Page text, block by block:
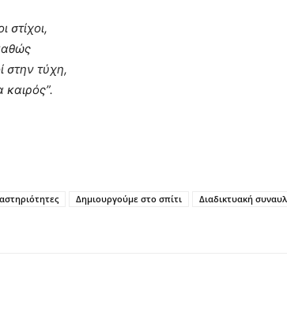
στίχοι,
καθώς
στην τύχη,
καιρός”.
Δημιουργούμε στο σπίτι
Διαδικτυακή